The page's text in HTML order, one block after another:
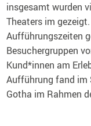
insgesamt wurden
Theaters im
Aufführungszeiten
Besuchergruppen
Kund*innen am
Aufführung fand im
Gotha im Rahmen